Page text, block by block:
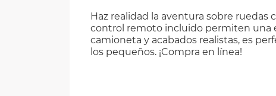
Haz realidad la aventura sobre
control remoto incluido permiten una
camioneta y acabados realistas, es
los pequeños. ¡Compra en línea!